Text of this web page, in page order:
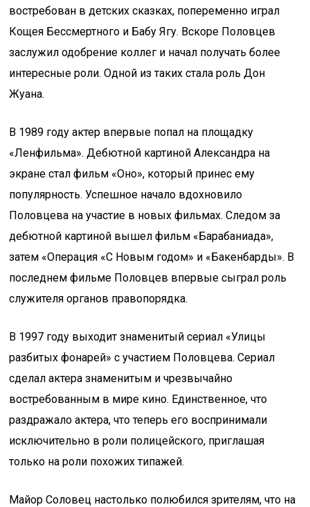
востребован в детских сказках, попеременно играл
Кощея Бессмертного и Бабу Ягу. Вскоре Половцев
заслужил одобрение коллег и начал получать более
интересные роли. Одной из таких стала роль Дон
Жуана.
В 1989 году актер впервые попал на площадку
«Ленфильма». Дебютной картиной Александра на
экране стал фильм «Оно», который принес ему
популярность. Успешное начало вдохновило
Половцева на участие в новых фильмах. Следом за
дебютной картиной вышел фильм «Барабаниада»,
затем «Операция «С Новым годом» и «Бакенбарды». В
последнем фильме Половцев впервые сыграл роль
служителя органов правопорядка.
В 1997 году выходит знаменитый сериал «Улицы
разбитых фонарей» с участием Половцева. Сериал
сделал актера знаменитым и чрезвычайно
востребованным в мире кино. Единственное, что
раздражало актера, что теперь его воспринимали
исключительно в роли полицейского, приглашая
только на роли похожих типажей.
Майор Соловец настолько полюбился зрителям, что на